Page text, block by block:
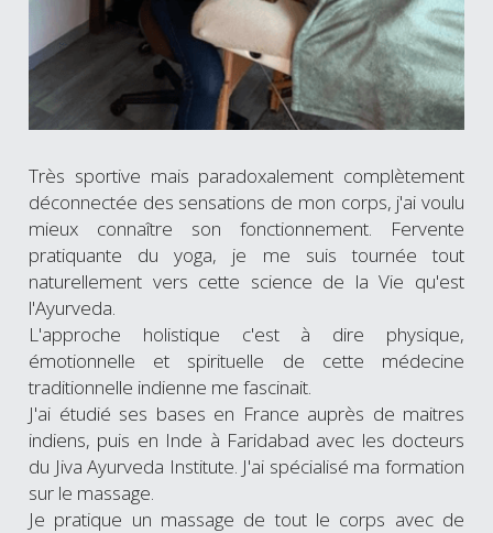
Très sportive mais paradoxalement complètement
déconnectée des sensations de mon corps, j'ai voulu
mieux connaître son fonctionnement. Fervente
pratiquante du yoga, je me suis tournée tout
naturellement vers cette science de la Vie qu'est
l'Ayurveda.
L'approche holistique c'est à dire physique,
émotionnelle et spirituelle de cette médecine
traditionnelle indienne me fascinait.
J'ai étudié ses bases en France auprès de maitres
indiens, puis en Inde à Faridabad avec les docteurs
du Jiva Ayurveda Institute. J'ai spécialisé ma formation
sur le massage.
Je pratique un massage de tout le corps avec de